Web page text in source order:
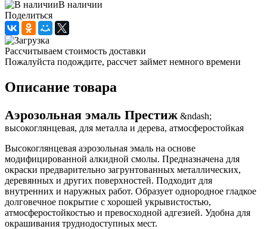
В наличии
Поделиться
Рассчитываем стоимость доставки
Пожалуйста подождите, рассчет займет немного времени
Описание товара
Аэрозольная эмаль Престиж &ndash;
высокоглянцевая, для металла и дерева, атмосферостойкая
Высокоглянцевая аэрозольная эмаль на основе
модифицированной алкидной смолы. Предназначена для
окраски предварительно загрунтованных металлических,
деревянных и других поверхностей. Подходит для
внутренних и наружных работ. Образует однородное гладкое
долговечное покрытие с хорошей укрывистостью,
атмосферостойкостью и превосходной адгезией. Удобна для
окрашивания труднодоступных мест.